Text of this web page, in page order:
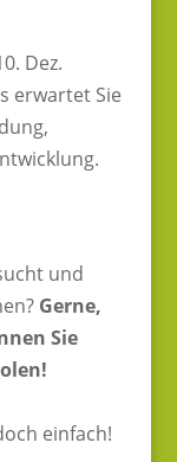
Dez.
erwartet Sie
und
Gerne,
Sie
einfach!